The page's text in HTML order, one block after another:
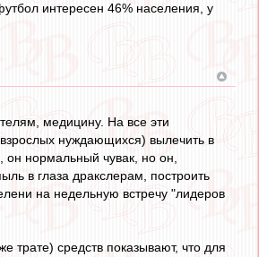
интересен 46% населения, у
медицину. На все эти
нуждающихся) вылечить в
он нормальный чувак, но он,
в глаза дракслерам, построить
на недельную встречу "лидеров
трате) средств показывают, что для